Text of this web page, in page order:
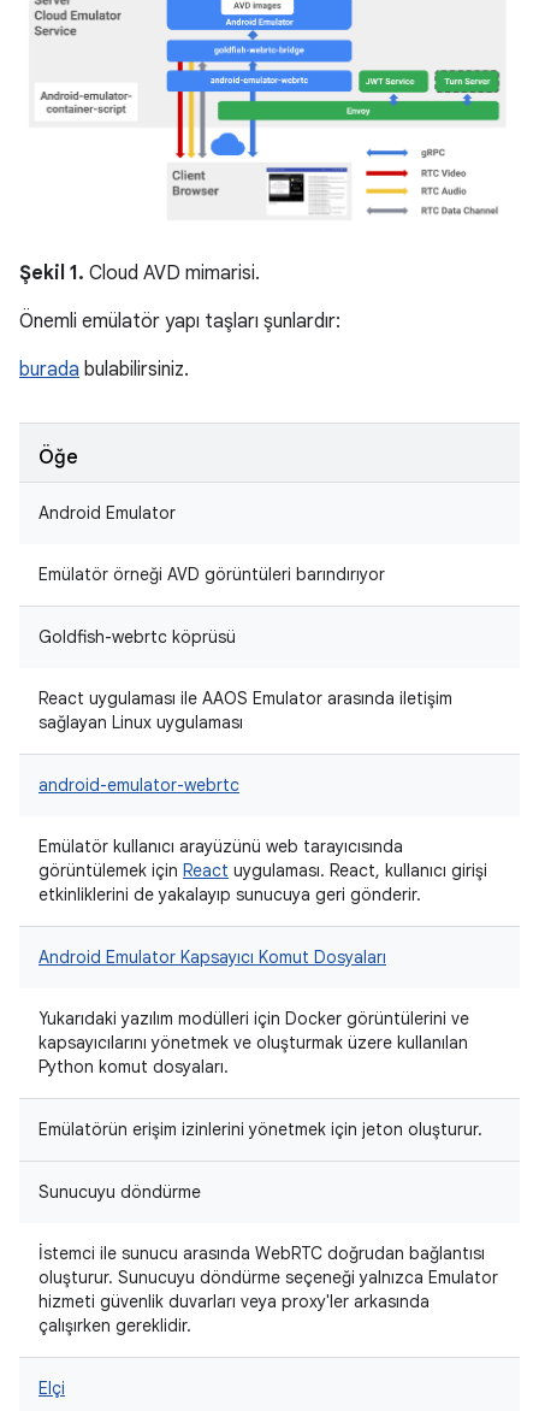
Şekil 1. Cloud AVD mimarisi.
Önemli emülatör yapı taşları şunlardır:
burada bulabilirsiniz.
Öğe
Android Emulator
Emülatör örneği AVD görüntüleri barındırıyor
Goldfish-webrtc köprüsü
React uygulaması ile AAOS Emulator arasında iletişim
sağlayan Linux uygulaması
android-emulator-webrtc
Emülatör kullanıcı arayüzünü web tarayıcısında
görüntülemek için React uygulaması. React, kullanıcı girişi
etkinliklerini de yakalayıp sunucuya geri gönderir.
Android Emulator Kapsayıcı Komut Dosyaları
Yukarıdaki yazılım modülleri için Docker görüntülerini ve
kapsayıcılarını yönetmek ve oluşturmak üzere kullanılan
Python komut dosyaları.
Emülatörün erişim izinlerini yönetmek için jeton oluşturur.
Sunucuyu döndürme
İstemci ile sunucu arasında WebRTC doğrudan bağlantısı
oluşturur. Sunucuyu döndürme seçeneği yalnızca Emulator
hizmeti güvenlik duvarları veya proxy'ler arkasında
çalışırken gereklidir.
Elçi